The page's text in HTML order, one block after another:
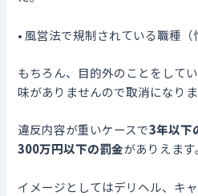
• 風営法で規制されている職種（
もちろん、目的外のことをして
味がありませんので取消になりま
違反内容が重いケースで3年以下
300万円以下の罰金がありえます。
イメージとしてはデリヘル、キ